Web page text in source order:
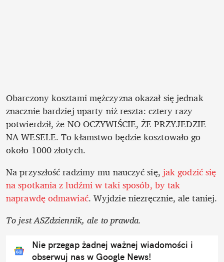
Obarczony kosztami mężczyzna okazał się jednak
znacznie bardziej uparty niż reszta: cztery razy
potwierdził, że NO OCZYWIŚCIE, ŻE PRZYJEDZIE
NA WESELE. To kłamstwo będzie kosztowało go
około 1000 złotych.
Na przyszłość radzimy mu nauczyć się, jak godzić się
na spotkania z ludźmi w taki sposób, by tak
naprawdę odmawiać. Wyjdzie niezręcznie, ale taniej.
To jest ASZdziennik, ale to prawda.
Nie przegap żadnej ważnej wiadomości i
obserwuj nas w Google News!